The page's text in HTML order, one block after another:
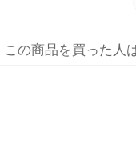
この商品を買った人